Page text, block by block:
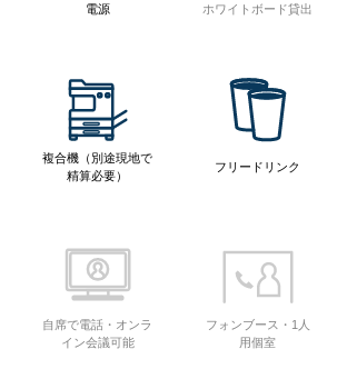
電源 ホワイトボード貸出
複合機（別途現地で
精算必要）
フリードリンク
自席で電話・オンラ
イン会議可能
フォンブース・1人
用個室